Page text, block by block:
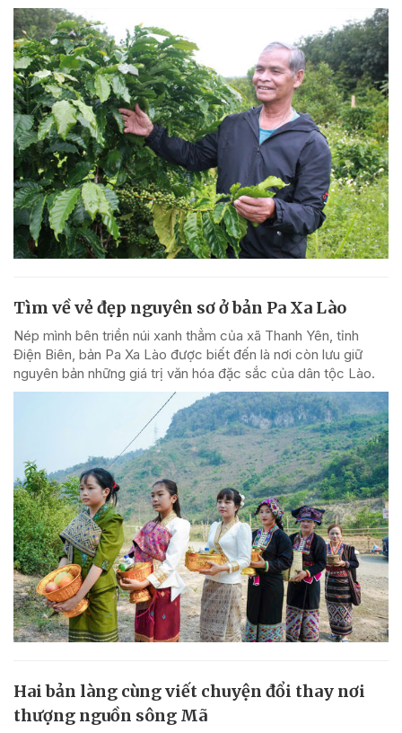
Tìm về vẻ đẹp nguyên sơ ở bản Pa Xa Lào
Nép mình bên triền núi xanh thẳm của xã Thanh Yên, tỉnh
Điện Biên, bản Pa Xa Lào được biết đến là nơi còn lưu giữ
nguyên bản những giá trị văn hóa đặc sắc của dân tộc Lào.
Hai bản làng cùng viết chuyện đổi thay nơi
thượng nguồn sông Mã